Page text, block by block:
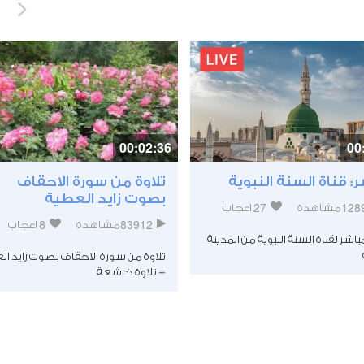
قناة السنة النبوية
مشاهدة 27 اعجاب
لقناة السنة النبوية من المدينة
00:02:36
تلاوة من سورة الاحقاف
بصوت زايد العطية
83912مشاهدة 8 اعجاب
تلاوة من سورة الاحقاف بصوت زايد
- تلاوة خاشعة